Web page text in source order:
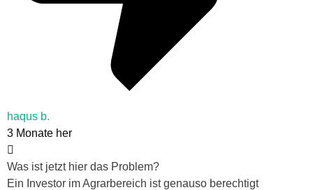
haqus b.
3 Monate her
Was ist jetzt hier das Problem?
Ein Investor im Agrarbereich ist genauso berechtigt